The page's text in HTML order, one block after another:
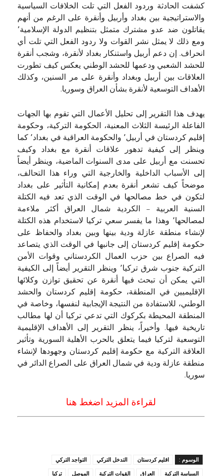
كشفت الحادثة وردود الفعل التي تلت الخلافات السياسية
والاستراتيجية بين بغداد وأربيل وأنقرة على الرغم من أنهم
يقاتلون ضد عدو مشترك متمثل بتنظيم الدولة الإسلامية٬
ومع ذلك لا يمثل نشر القوات ولا ردود الفعل التي تلت أي
انحراف. إن دعم أربيل واستنكار بغداد لأنقرة، وشجب أنقرة
للحشد الشعبي ودعمها للحشد الوطني يعكس كيف تطورت
العلاقات بين أربيل وبغداد وأنقرة على مر السنين، وكذلك
الأهداف التوسعية لأنقرة بشأن العراق وسوريا.
يهدف هذا التقرير إلى تحليل الأعمال التي تقوم بها الجهات
الفاعلة الرئيسة الثلاث المعنية، الحكومة التركية، وحكومة
إقليم كردستان في أربيل٬ والحكومة العراقية في بغداد٬ كما
وينظر إلى كيفية تدهور علاقات أنقرة مع بغداد وكيف
تحسنت مع أربيل على مدى السنوات الماضية، وينظر أيضاً
إلى الأسباب الداخلية والخارجية التي وراء هذا التحالف،
موضحاً كيف تشعر أنقرة بعدم إمكانية التأثير على بغداد
لتكون في خط مصالحها في الوقت الذي تعد فيه الكتلة
السنية العربية – الكردية شمال العراق أكثر ملاءمة
لمصالحها٬ وهذا ما يفسر سعي تركيا لاستخدام هذه الكتلة
لإنشاء منطقة عازلة ودية بينها وبين بغداد والحفاظ على
حكومة إقليم كردستان إلى جانبها في الوقت الذي يتصاعد
فيه الصراع بين حزب العمال الكردستاني وقوات الأمن
التركية جنوب شرق تركيا٬ وينظر التقرير أيضاً إلى الكيفية
التي يمكن أن تبحث فيها أنقرة عن تحقيق توازن وكلائها
الإقليميين في المنطقة، حكومة إقليم كردستان والحشد
الوطني، للاستفادة من النتيجة الإيجابية لنفسها، وخاصة في
المنطقة المحيطة بكركوك التي تدعي تركيا أن لها مطالب
تاريخية فيها. وأخيراً، ينظر التقرير إلى الأهداف الإقليمية
التوسعية لتركيا فيما يتعلق بالحرب الأهلية السورية وتأثير
العلاقة التركية مع حكومة إقليم كردستان وجهودها لإنشاء
منطقة عازلة ودية في شمال العراق على الصراع الدائر في
سوريا.
لقراءة المزيد اضغط هنا
الوسوم : اقليم كردستان التدخل التركي
التواجد التركي
السياسة التركية
العراق القوات التركية الموصل تركيا